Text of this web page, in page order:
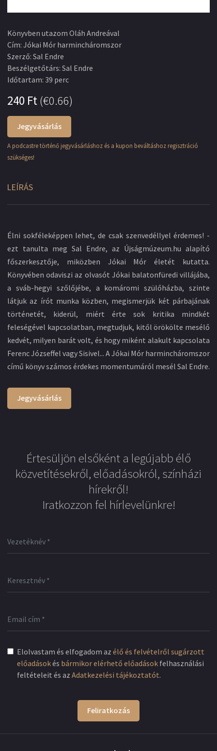
Könyvben utazom Oláh Andreával
Cím: Jókai Mór harmincháromszor
Szerző: Sal Endre
Beszélgetőtárs: Sal Endre
Időtartam: 39 perc
240 Ft(€0.66)
Jegyvásárlás
A podcastre történő jegyvásárláshoz és a kupon beváltáshoz regisztráció
szükséges!
LEÍRÁS
Élni sokféleképpen lehet, de csak szenvedéllyel érdemes! -
ezt tanulta meg Sal Endre, az Újságmúzeum.hu alapító
főszerkesztője, miközben Jókai Mór életét kutatta.
Könyvében odaviszi az olvasót Jókai balatonfüredi villájába,
a sváb-hegyi szőlőjébe, a komáromi szülőházba, szinte
látjuk az írót munka közben, megismerjük két párbajának
történetét, kiderül, miért érte sok kritika mindkét
feleségével kapcsolatban, megtudjuk, kitől örökölte mesélő
kedvét, milyen barát volt, és hogy miként alakult kapcsolata
Ferenc Józseffel vagy Sisivel... A Jókai Mór harmincháromszor
című könyv számos érdekes momentumáról mesél Sal Endre.
Jegyvásárlás
Értesüljön elsőként a legújabb élő
közvetítésekről, előadásokról, színházi
hírekről!
Iratkozzon fel hírlevelünkre!
Elolvastam és elfogadom az élő és felvételről sugárzott
előadásokés bármikor elérhető előadások felhasználási
feltételeit és az Adatkezelési tájékoztatót.
Feliratkozás